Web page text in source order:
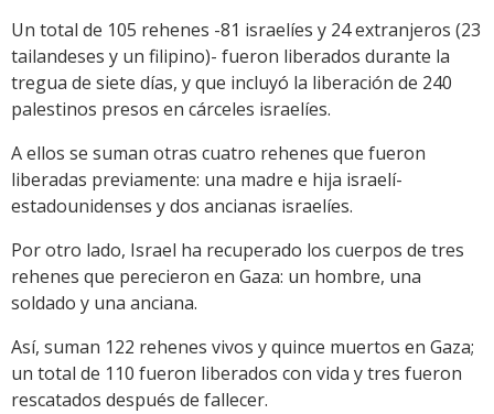
Un total de 105 rehenes -81 israelíes y 24 extranjeros (23
tailandeses y un filipino)- fueron liberados durante la
tregua de siete días, y que incluyó la liberación de 240
palestinos presos en cárceles israelíes.
A ellos se suman otras cuatro rehenes que fueron
liberadas previamente: una madre e hija israelí-
estadounidenses y dos ancianas israelíes.
Por otro lado, Israel ha recuperado los cuerpos de tres
rehenes que perecieron en Gaza: un hombre, una
soldado y una anciana.
Así, suman 122 rehenes vivos y quince muertos en Gaza;
un total de 110 fueron liberados con vida y tres fueron
rescatados después de fallecer.